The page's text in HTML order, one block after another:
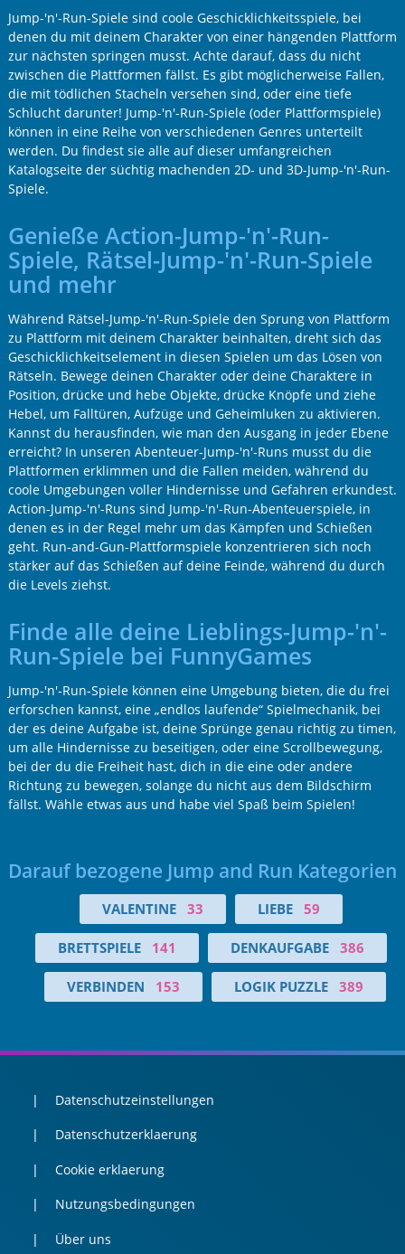
Jump-'n'-Run-Spiele sind coole Geschicklichkeitsspiele, bei
denen du mit deinem Charakter von einer hängenden Plattform
zur nächsten springen musst. Achte darauf, dass du nicht
zwischen die Plattformen fällst. Es gibt möglicherweise Fallen,
die mit tödlichen Stacheln versehen sind, oder eine tiefe
Schlucht darunter! Jump-'n'-Run-Spiele (oder Plattformspiele)
können in eine Reihe von verschiedenen Genres unterteilt
werden. Du findest sie alle auf dieser umfangreichen
Katalogseite der süchtig machenden 2D- und 3D-Jump-'n'-Run-
Spiele.
Genieße Action-Jump-'n'-Run-
Spiele, Rätsel-Jump-'n'-Run-Spiele
und mehr
Während Rätsel-Jump-'n'-Run-Spiele den Sprung von Plattform
zu Plattform mit deinem Charakter beinhalten, dreht sich das
Geschicklichkeitselement in diesen Spielen um das Lösen von
Rätseln. Bewege deinen Charakter oder deine Charaktere in
Position, drücke und hebe Objekte, drücke Knöpfe und ziehe
Hebel, um Falltüren, Aufzüge und Geheimluken zu aktivieren.
Kannst du herausfinden, wie man den Ausgang in jeder Ebene
erreicht? In unseren Abenteuer-Jump-'n'-Runs musst du die
Plattformen erklimmen und die Fallen meiden, während du
coole Umgebungen voller Hindernisse und Gefahren erkundest.
Action-Jump-'n'-Runs sind Jump-'n'-Run-Abenteuerspiele, in
denen es in der Regel mehr um das Kämpfen und Schießen
geht. Run-and-Gun-Plattformspiele konzentrieren sich noch
stärker auf das Schießen auf deine Feinde, während du durch
die Levels ziehst.
Finde alle deine Lieblings-Jump-'n'-
Run-Spiele bei FunnyGames
Jump-'n'-Run-Spiele können eine Umgebung bieten, die du frei
erforschen kannst, eine „endlos laufende“ Spielmechanik, bei
der es deine Aufgabe ist, deine Sprünge genau richtig zu timen,
um alle Hindernisse zu beseitigen, oder eine Scrollbewegung,
bei der du die Freiheit hast, dich in die eine oder andere
Richtung zu bewegen, solange du nicht aus dem Bildschirm
fällst. Wähle etwas aus und habe viel Spaß beim Spielen!
Darauf bezogene Jump and Run Kategorien
VALENTINE 33 LIEBE 59
BRETTSPIELE 141 DENKAUFGABE 386
VERBINDEN 153 LOGIK PUZZLE 389
Datenschutzeinstellungen
Datenschutzerklaerung
Cookie erklaerung
Nutzungsbedingungen
Über uns